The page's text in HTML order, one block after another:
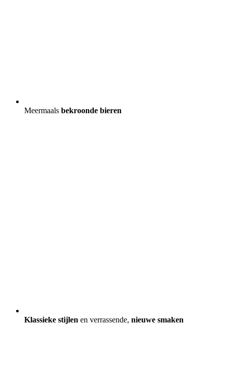
Meermaals bekroonde bieren
Klassieke stijlen en verrassende, nieuwe smaken